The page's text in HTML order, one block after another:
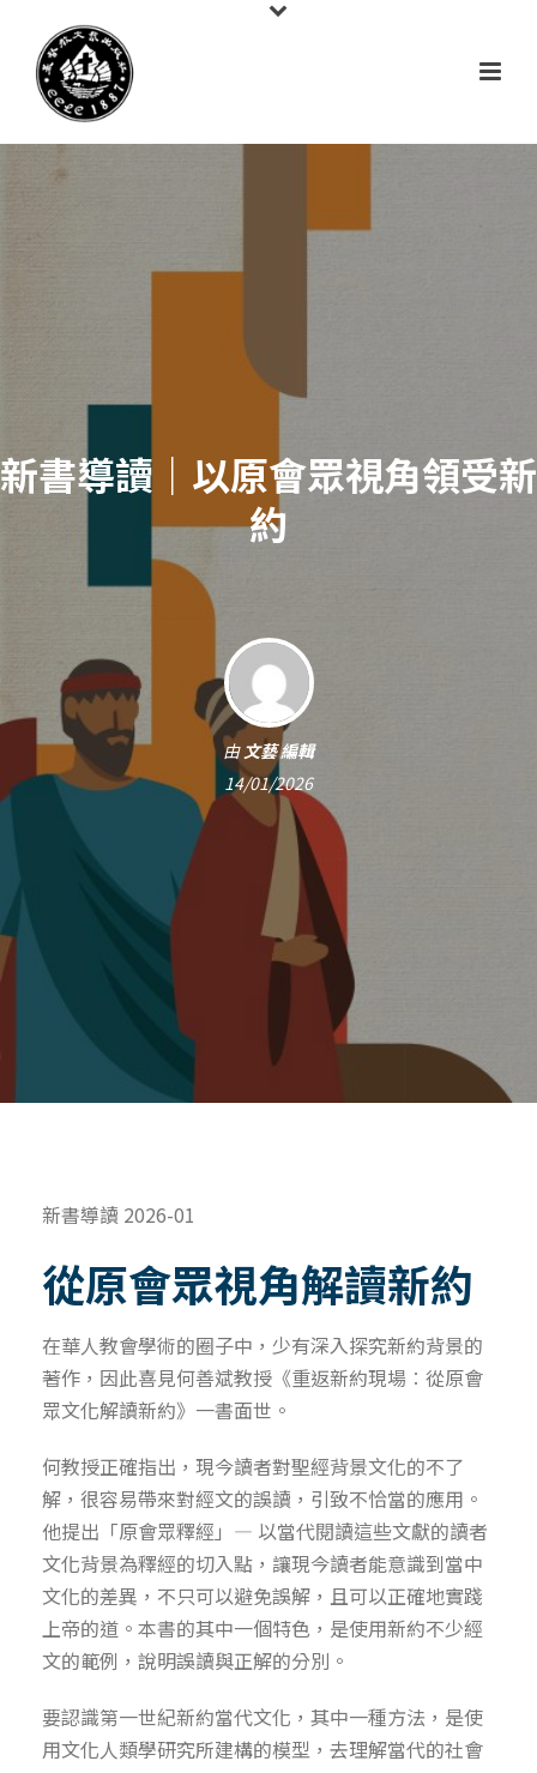
新書導讀｜以原會眾視角領受新
約
由 文藝 編輯
14/01/2026
新書導讀 2026-01
從原會眾視角解讀新約
在華人教會學術的圈子中，少有深入探究新約背景的
著作，因此喜見何善斌教授《重返新約現場︰從原會
眾文化解讀新約》一書面世。
何教授正確指出，現今讀者對聖經背景文化的不了
解，很容易帶來對經文的誤讀，引致不恰當的應用。
他提出「原會眾釋經」— 以當代閱讀這些文獻的讀者
文化背景為釋經的切入點，讓現今讀者能意識到當中
文化的差異，不只可以避免誤解，且可以正確地實踐
上帝的道。本書的其中一個特色，是使用新約不少經
文的範例，說明誤讀與正解的分別。
要認識第一世紀新約當代文化，其中一種方法，是使
用文化人類學研究所建構的模型，去理解當代的社會